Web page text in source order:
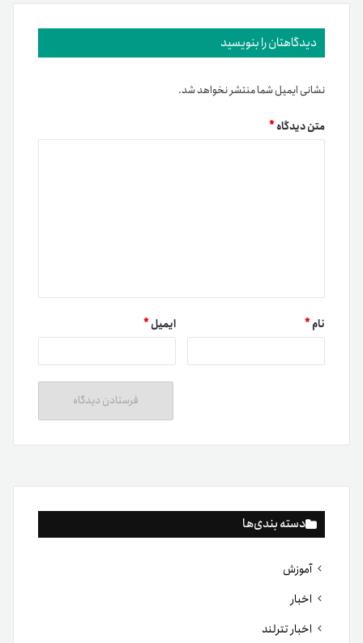
دسته بندی‌ها
آموزش
اخبار
اخبار تترلند
دیدگاهتان را بنویسید
نشانی ایمیل شما منتشر نخواهد شد.
متن دیدگاه*
نام* ایمیل*